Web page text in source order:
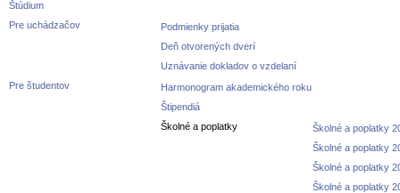
Štúdium
Pre uchádzačov
Podmienky prijatia
Deň otvorených dverí
Uznávanie dokladov o vzdelaní
Pre študentov
Harmonogram akademického roku
Štipendiá
Školné a poplatky
Školné a poplatky
Školné a poplatky
Školné a poplatky
Školné a poplatky